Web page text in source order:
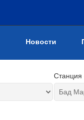
Новости
Станция